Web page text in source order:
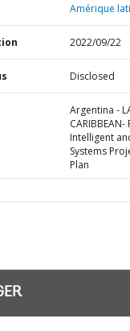
Amérique
2022/09/22
Disclosed
Argentina -
Intelligent
Systems
Plan